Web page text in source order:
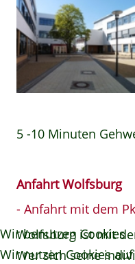
5 -10 Minuten
Anfahrt Wolfsburg
- Anfahrt mit dem
Wolfsburg ist mit
Wer sich seine
Wir benutzen Cookies
Wir nutzen Cookies